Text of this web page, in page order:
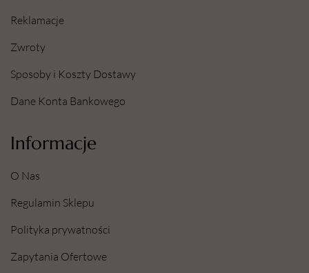
Reklamacje
Zwroty
Sposoby i Koszty Dostawy
Dane Konta Bankowego
Informacje
O Nas
Regulamin Sklepu
Polityka prywatności
Zapytania Ofertowe